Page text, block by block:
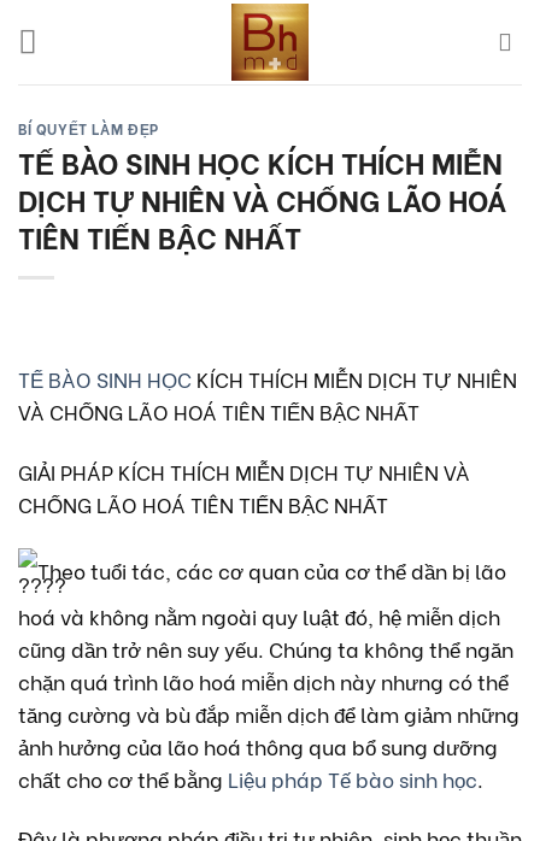
content
BÍ QUYẾT LÀM ĐẸP
TẾ BÀO SINH HỌC KÍCH THÍCH MIỄN
DỊCH TỰ NHIÊN VÀ CHỐNG LÃO HOÁ
TIÊN TIẾN BẬC NHẤT
TẾ BÀO SINH HỌCKÍCH THÍCH MIỄN DỊCH TỰ NHIÊN
VÀ CHỐNG LÃO HOÁ TIÊN TIẾN BẬC NHẤT
GIẢI PHÁP KÍCH THÍCH MIỄN DỊCH TỰ NHIÊN VÀ
CHỐNG LÃO HOÁ TIÊN TIẾN BẬC NHẤT
Theo tuổi tác, các cơ quan của cơ thể dần bị lão
hoá và không nằm ngoài quy luật đó, hệ miễn dịch
cũng dần trở nên suy yếu. Chúng ta không thể ngăn
chặn quá trình lão hoá miễn dịch này nhưng có thể
tăng cường và bù đắp miễn dịch để làm giảm những
ảnh hưởng của lão hoá thông qua bổ sung dưỡng
chất cho cơ thể bằng Liệu pháp Tế bào sinh học.